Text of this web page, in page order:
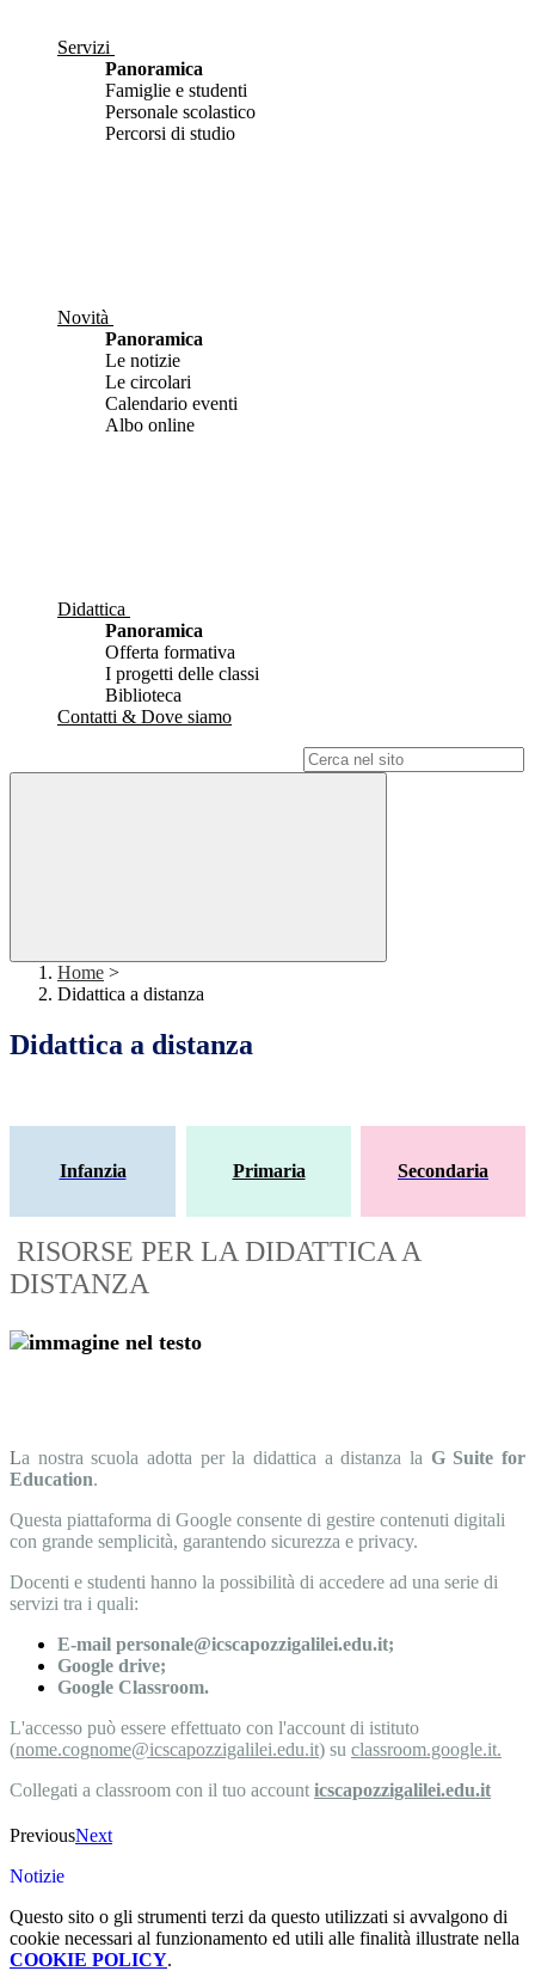
Servizi
Panoramica
Famiglie e studenti
Personale scolastico
Percorsi di studio
Novità
Panoramica
Le notizie
Le circolari
Calendario eventi
Albo online
Didattica
Panoramica
Offerta formativa
I progetti delle classi
Biblioteca
Contatti & Dove siamo
Home >
Didattica a distanza
Didattica a distanza
Infanzia Primaria Secondaria
RISORSE PER LA DIDATTICA A
DISTANZA
La nostra scuola adotta per la didattica a distanza la G Suite for
Education.
Questa piattaforma di Google consente di gestire contenuti digitali
con grande semplicità, garantendo sicurezza e privacy.
Docenti e studenti hanno la possibilità di accedere ad una serie di
servizi tra i quali:
E-mail personale@icscapozzigalilei.edu.it;
Google drive;
Google Classroom.
L'accesso può essere effettuato con l'account di istituto
(nome.cognome@icscapozzigalilei.edu.it) su classroom.google.it.
Collegati a classroom con il tuo account icscapozzigalilei.edu.it
PreviousNext
Notizie
Questo sito o gli strumenti terzi da questo utilizzati si avvalgono di
cookie necessari al funzionamento ed utili alle finalità illustrate nella
COOKIE POLICY.